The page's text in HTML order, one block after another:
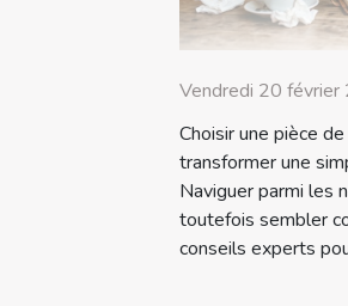
Vendredi 20
Choisir une pièce
transformer une
Naviguer parmi les
toutefois sembler
conseils experts